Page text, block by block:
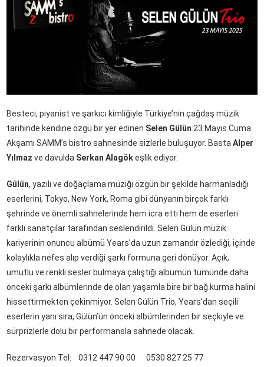
Besteci, piyanist ve şarkıcı kimliğiyle Türkiye’nin çağdaş müzik
tarihinde kendine özgü bir yer edinen Selen Gülün 23 Mayıs Cuma
Akşamı SAMM’s bistro sahnesinde sizlerle buluşuyor. BastaAlper
Yılmaz ve davulda Serkan Alagökeşlik ediyor.
Gülün, yazılı ve doğaçlama müziği özgün bir şekilde harmanladığı
eserlerini, Tokyo, New York, Roma gibi dünyanın birçok farklı
şehrinde ve önemli sahnelerinde hem icra etti hem de eserleri
farklı sanatçılar tarafından seslendirildi. Selen Gülün müzik
kariyerinin onuncu albümü Years’da uzun zamandır özlediği, içinde
kolaylıkla nefes alıp verdiği şarkı formuna geri dönüyor. Açık,
umutlu ve renkli sesler bulmaya çalıştığı albümün tümünde daha
önceki şarkı albümlerinde de olan yaşamla bire bir bağ kurma halini
hissettirmekten çekinmiyor. Selen Gülün Trio, Years’dan seçili
eserlerin yanı sıra, Gülün’ün önceki albümlerinden bir seçkiyle ve
sürprizlerle dolu bir performansla sahnede olacak.
Rezervasyon Tel: 0312 447 90 00 0530 827 25 77